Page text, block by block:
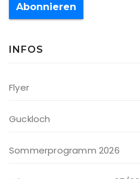
Abonnieren
INFOS
Flyer
Guckloch
Sommerprogramm 2026